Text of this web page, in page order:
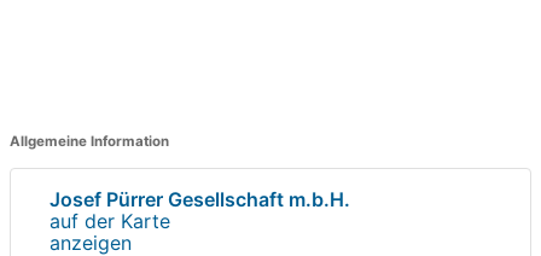
Allgemeine Information
Josef Pürrer Gesellschaft m.b.H.
auf der Karte
anzeigen